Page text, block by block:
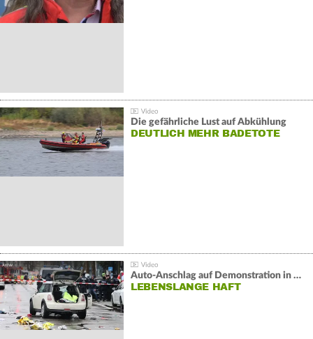
Die gefährliche Lust auf Abkühlung
DEUTLICH MEHR BADETOTE
Auto-Anschlag auf Demonstration in München:
LEBENSLANGE HAFT